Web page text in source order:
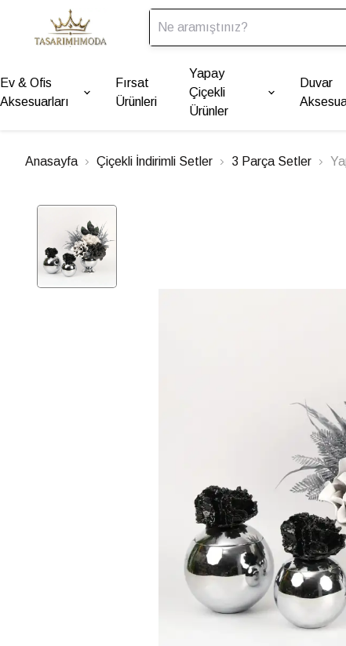
Ev & Ofis
Aksesuarları
Fırsat
Ürünleri
Yapay
Çiçekli
Ürünler
Duvar
Anasayfa Çiçekli İndirimli Setler 3 Parça Setler